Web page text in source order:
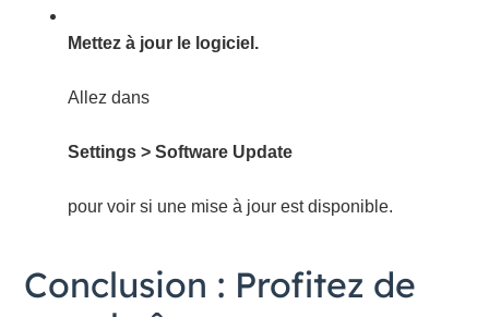
Mettez à jour le logiciel.
Allez dans
Settings > Software Update
pour voir si une mise à jour est disponible.
Conclusion : Profitez de